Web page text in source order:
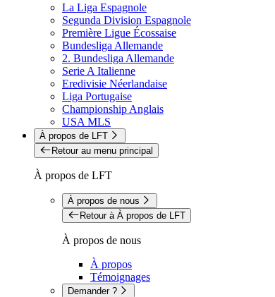
La Liga Espagnole
Segunda Division Espagnole
Première Ligue Écossaise
Bundesliga Allemande
2. Bundesliga Allemande
Serie A Italienne
Eredivisie Néerlandaise
Liga Portugaise
Championship Anglais
USA MLS
À propos de LFT
Retour au menu principal
À propos de LFT
À propos de nous
Retour à À propos de LFT
À propos de nous
À propos
Témoignages
Demander ?